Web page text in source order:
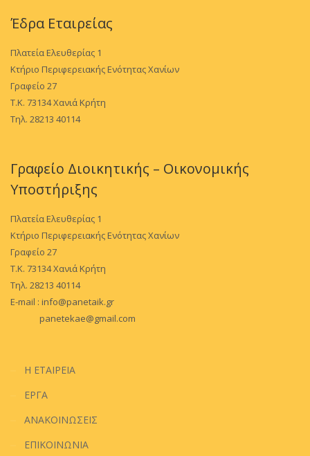
Έδρα Εταιρείας
Πλατεία Ελευθερίας 1
Κτήριο Περιφερειακής Ενότητας Χανίων
Γραφείο 27
Τ.Κ. 73134 Χανιά Κρήτη
Τηλ. 28213 40114
Γραφείο Διοικητικής – Οικονομικής
Υποστήριξης
Πλατεία Ελευθερίας 1
Κτήριο Περιφερειακής Ενότητας Χανίων
Γραφείο 27
Τ.Κ. 73134 Χανιά Κρήτη
Τηλ. 28213 40114
E-mail : info@panetaik.gr
panetekae@gmail.com
Η ΕΤΑΙΡΕΙΑ
ΕΡΓΑ
ΑΝΑΚΟΙΝΩΣΕΙΣ
ΕΠΙΚΟΙΝΩΝΙΑ